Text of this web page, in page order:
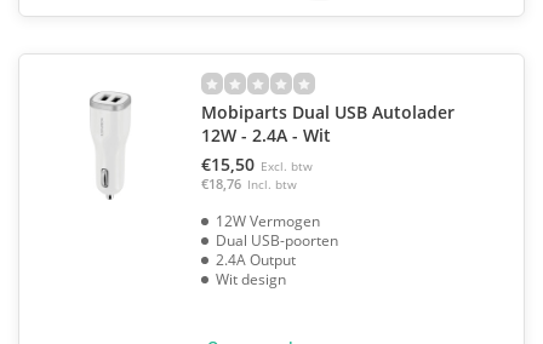
Mobiparts Dual USB Autolader
12W - 2.4A - Wit
€15,50 Excl. btw
€18,76 Incl. btw
12W Vermogen
Dual USB-poorten
2.4A Output
Wit design